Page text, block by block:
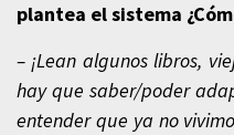
plantea el sistema
– ¡Lean algunos libros,
hay que saber/poder
entender que ya no